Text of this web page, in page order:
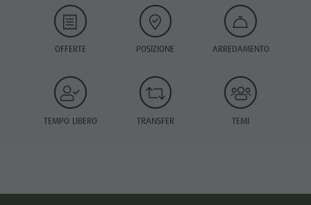
OFFERTE POSIZIONE ARREDAMENTO
TEMPO LIBERO TRANSFER TEMI